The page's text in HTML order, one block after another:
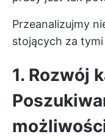
Przeanalizujmy
stojących za
1. Rozwój